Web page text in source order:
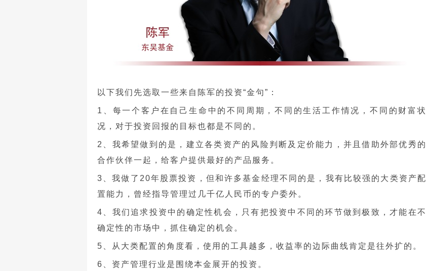
以下我们先选取一些来自陈军的投资“金句”：
1、每一个客户在自己生命中的不同周期，不同的生活工作情况，不同的财富状
况，对于投资回报的目标也都是不同的。
2、我希望做到的是，建立各类资产的风险判断及定价能力，并且借助外部优秀的
合作伙伴一起，给客户提供最好的产品服务。
3、我做了20年股票投资，但和许多基金经理不同的是，我有比较强的大类资产配
置能力，曾经指导管理过几千亿人民币的专户委外。
4、我们追求投资中的确定性机会，只有把投资中不同的环节做到极致，才能在不
确定性的市场中，抓住确定的机会。
5、从大类配置的角度看，使用的工具越多，收益率的边际曲线肯定是往外扩的。
6、资产管理行业是围绕本金展开的投资。